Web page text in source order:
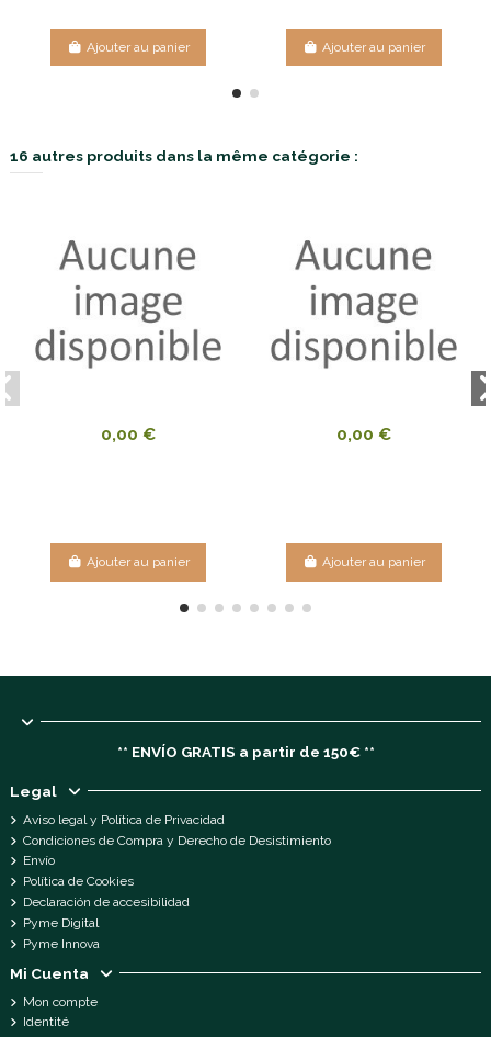
Ajouter au panier Ajouter au panier
16 autres produits dans la même catégorie :
0,00 €
Ajouter au panier
0,00 €
Ajouter au panier
** ENVÍO GRATIS a partir de 150€ **
Legal
Aviso legal y Política de Privacidad
Condiciones de Compra y Derecho de Desistimiento
Envío
Política de Cookies
Declaración de accesibilidad
Pyme Digital
Pyme Innova
Mi Cuenta
Mon compte
Identité